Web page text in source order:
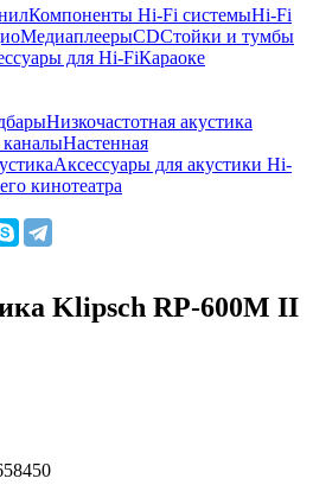
Компоненты Hi-Fi системыHi-Fi
МедиаплеерыCDСтойки и тумбы
для Hi-FiКараоке
Низкочастотная акустика
Настенная
Аксессуары для акустики Hi-
кинотеатра
Klipsch RP-600M II